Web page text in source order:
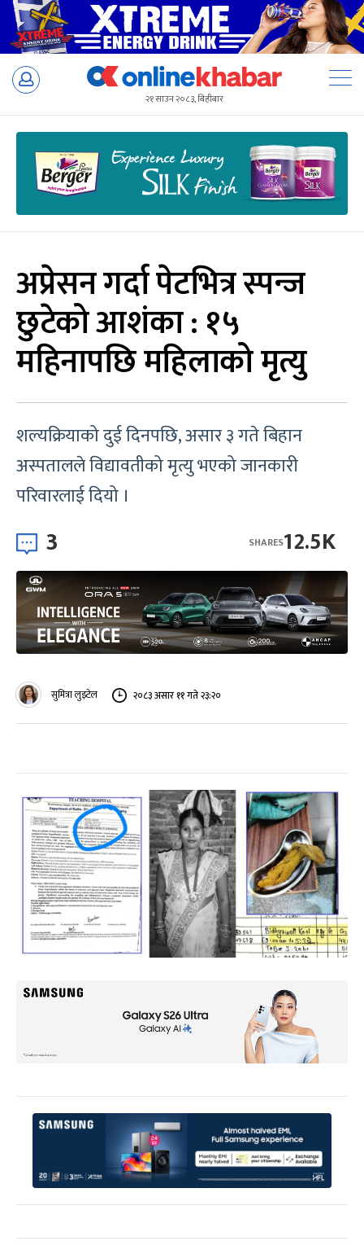
Skip
२१ साउन २०८३, बिहीबार
अप्रेसन गर्दा पेटभित्र स्पन्ज
छुटेको आशंका : १५
महिनापछि महिलाको मृत्यु
शल्यक्रियाको दुई दिनपछि, असार ३ गते बिहान
अस्पतालले विद्यावतीको मृत्यु भएको जानकारी
परिवारलाई दियो ।
3 12.5K
SHARES
सुमित्रा लुइटेल २०८३ असार ११ गते २३:२०